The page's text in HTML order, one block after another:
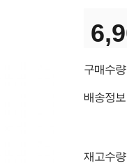
구매수량
배송정보
재고수량